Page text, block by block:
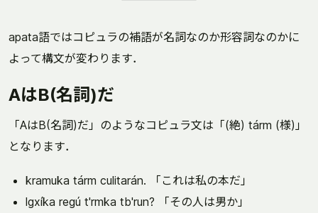
apata語ではコピュラの補語が名詞なのか形容詞なのかに
よって構文が変わります．
AはB(名詞)だ
「AはB(名詞)だ」のようなコピュラ文は「(絶) tárm (様)」
となります．
kramuka tárm culitarán. 「これは私の本だ」
lgxíka regú t'rmka tb'run? 「その人は男か」